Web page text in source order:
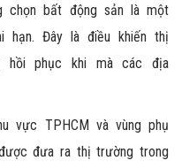
chọn bất động sản là một
hạn. Đây là điều khiến thị
hồi phục khi mà các địa
vực TPHCM và vùng phụ
đưa ra thị trường trong